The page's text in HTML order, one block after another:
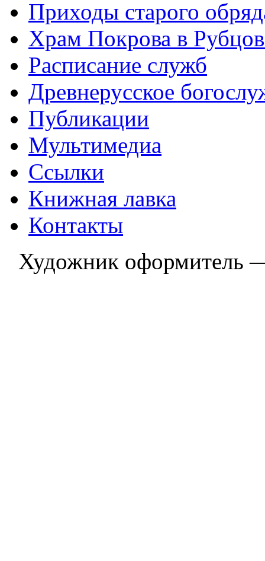
Приходы старого
Храм Покрова в
Расписание служб
Древнерусское
Публикации
Мультимедиа
Ссылки
Книжная лавка
Контакты
Художник оформитель